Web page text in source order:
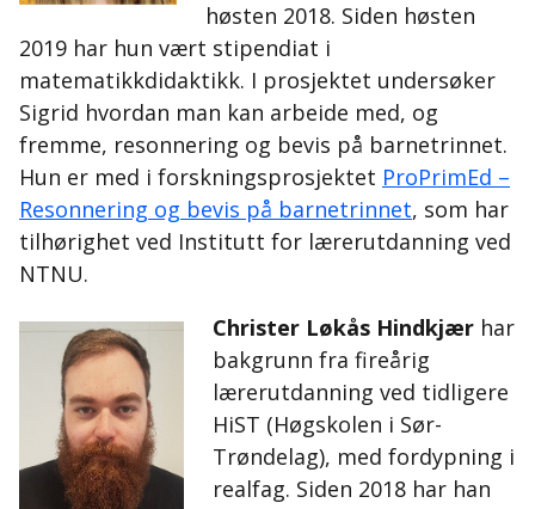
høsten 2018. Siden høsten
2019 har hun vært stipendiat i
matematikkdidaktikk. I prosjektet undersøker
Sigrid hvordan man kan arbeide med, og
fremme, resonnering og bevis på barnetrinnet.
Hun er med i forskningsprosjektet ProPrimEd –
Resonnering og bevis på barnetrinnet, som har
tilhørighet ved Institutt for lærerutdanning ved
NTNU.
Christer Løkås Hindkjær har
bakgrunn fra fireårig
lærerutdanning ved tidligere
HiST (Høgskolen i Sør-
Trøndelag), med fordypning i
realfag. Siden 2018 har han